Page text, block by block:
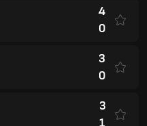
4
0
3
0
3
1